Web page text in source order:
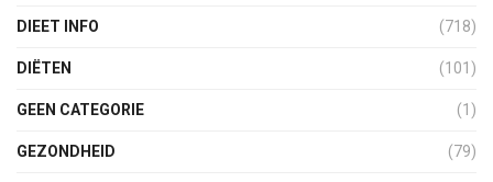
DIEET INFO (718)
DIËTEN (101)
GEEN CATEGORIE (1)
GEZONDHEID (79)